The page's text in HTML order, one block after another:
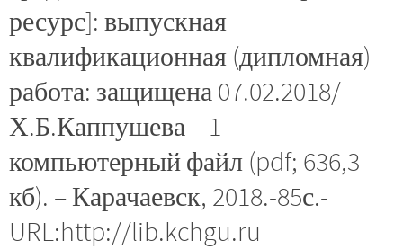
ресурс]: выпускная
квалификационная (дипломная)
работа: защищена 07.02.2018/
Х.Б.Каппушева – 1
компьютерный файл (pdf; 636,3
кб). – Карачаевск, 2018.-85с.-
URL:http://lib.kchgu.ru